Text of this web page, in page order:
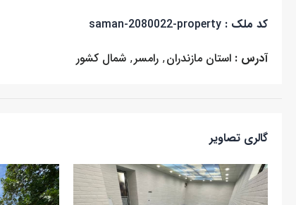
کد ملک : saman-2080022-property
آدرس : استان مازندران, رامسر, شمال کشور
گالری تصاویر